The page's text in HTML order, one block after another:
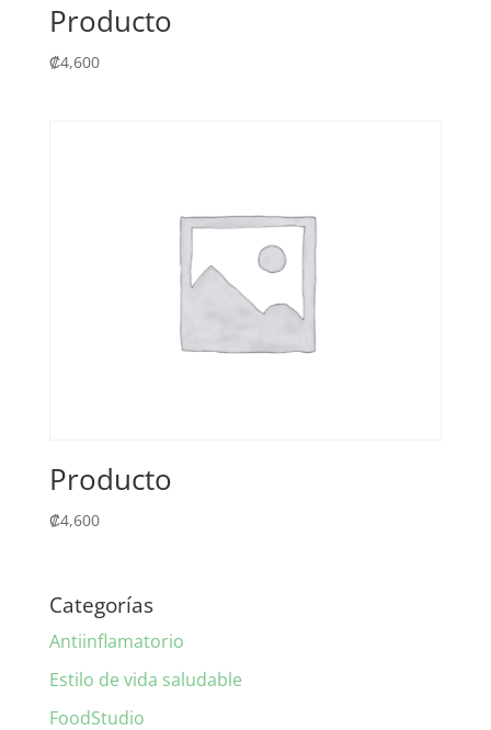
Producto
₡4,600
Producto
₡4,600
Categorías
Antiinflamatorio
Estilo de vida saludable
FoodStudio